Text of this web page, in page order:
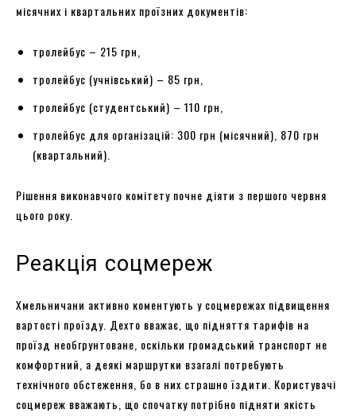
місячних і квартальних проїзних документів:
тролейбус – 215 грн,
тролейбус (учнівський) – 85 грн,
тролейбус (студентський) – 110 грн,
тролейбус для організацій: 300 грн (місячний), 870 грн
(квартальний).
Рішення виконавчого комітету почне діяти з першого червня
цього року.
Реакція соцмереж
Хмельничани активно коментують у соцмережах підвищення
вартості проїзду. Дехто вважає, що підняття тарифів на
проїзд необгрунтоване, оскільки громадський транспорт не
комфортний, а деякі маршрутки взагалі потребують
технічного обстеження, бо в них страшно їздити. Користувачі
соцмереж вважають, що спочатку потрібно підняти якість